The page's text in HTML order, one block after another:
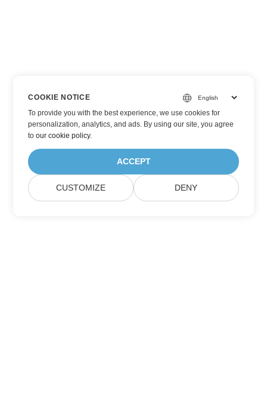
COOKIE NOTICE
To provide you with the best experience, we use cookies for
personalization, analytics, and ads. By using our site, you agree
toour cookie policy.
ACCEPT
CUSTOMIZE DENY